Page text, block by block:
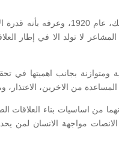
والذكاء الاجتماعي هو مهارة نفسية أول من
لا تولد الا في إطار
ومتوازنة بجانب اهميتها في
من الاخرين، الاعتذار،
من اساسيات بناء
مواجهة الانسان لمن